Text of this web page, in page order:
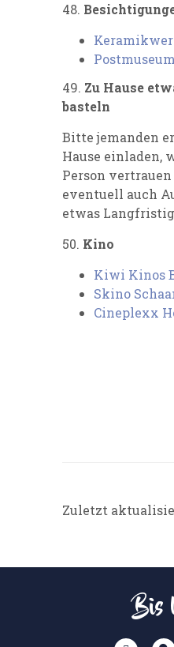
48.
49. Zu Hause
basteln
Bitte jemanden
Hause einladen,
Person
eventuell auch
etwas
50. Kino
Kiwi Kinos
Skino
Cineplexx
Zuletzt
Bis